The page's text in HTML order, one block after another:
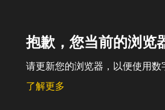
抱歉，您当前的浏览
请更新您的浏览器，以便使用数
了解更多